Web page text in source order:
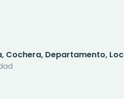
Cochera, Departamento,